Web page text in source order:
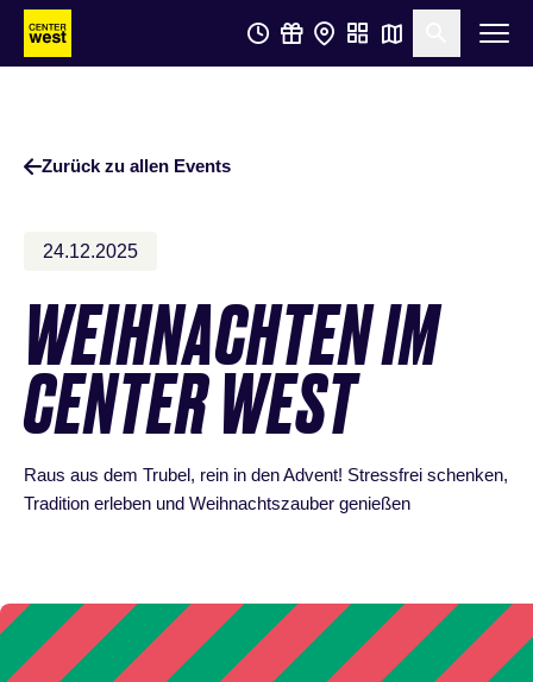
Zum
Hauptinhalt
Zum
Footer
Suche
Zurück zu allen Events
24.12.2025
WEIHNACHTEN IM
CENTER WEST
Raus aus dem Trubel, rein in den Advent! Stressfrei schenken,
Tradition erleben und Weihnachtszauber genießen